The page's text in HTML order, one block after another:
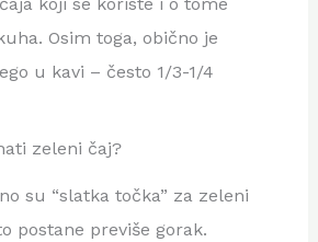
Osim toga, obično je
u kavi – često 1/3-1/4
zeleni čaj?
su “slatka točka” za zeleni
postane previše gorak.